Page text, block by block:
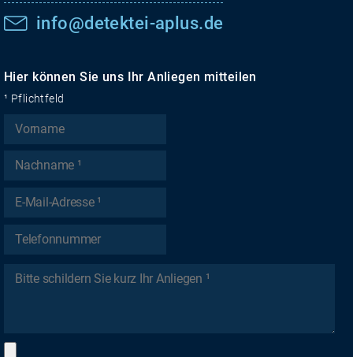
info@detektei-aplus.de
Hier können Sie uns Ihr Anliegen mitteilen
¹ Pflichtfeld